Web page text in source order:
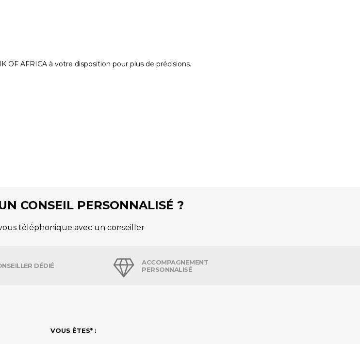
OF AFRICA à votre disposition pour plus de précisions.
CONSEIL PERSONNALISÉ ?
téléphonique avec un conseiller
DÉDIÉ
ACCOMPAGNEMENT
PERSONNALISÉ
VOUS ÊTES* :